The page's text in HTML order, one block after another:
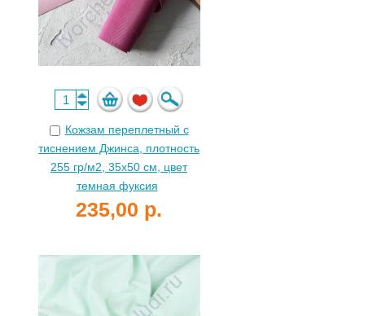
Кожзам переплетный с
тиснением Джинса, плотность
255 гр/м2, 35х50 см, цвет
темная фуксия
235,00 р.